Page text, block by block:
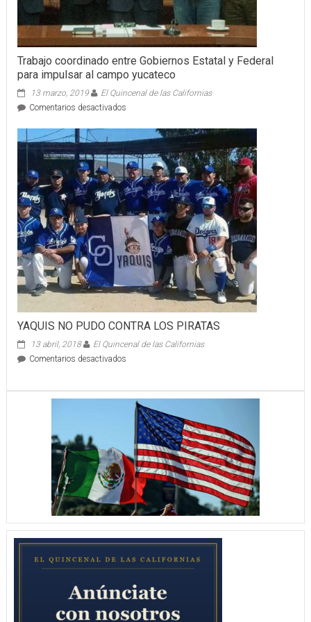
Trabajo coordinado entre Gobiernos Estatal y Federal
para impulsar al campo yucateco
13 marzo, 2019
El Quincenal de las Californias
Comentarios desactivadosen
coordinado
entre
Gobiernos
Estatal
y
Federal
para
impulsar
al
campo
yucateco
YAQUIS NO PUDO CONTRA LOS PIRATAS
13 abril, 2018
El Quincenal de las Californias
Comentarios desactivadosen
CONTRA
LOS
PIRATAS